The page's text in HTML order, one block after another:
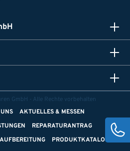
GmbH - Alle Rechte vorbehalten
AKTUELLES & MESSEN
REPARATURANTRAG
PRODUKTKATALOGE